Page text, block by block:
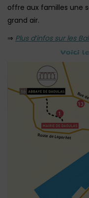
offre aux familles une
grand air.
⇒ Plus d’infos sur les
Voici